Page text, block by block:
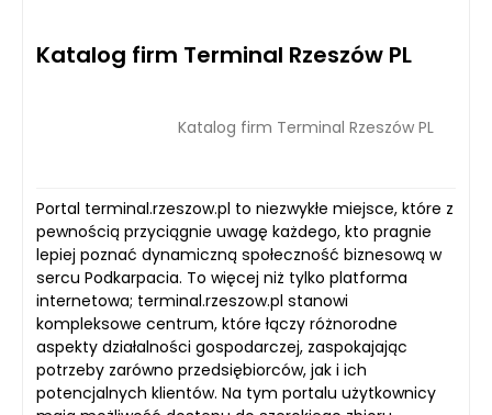
Katalog firm Terminal Rzeszów PL
Katalog firm Terminal Rzeszów PL
Portal terminal.rzeszow.pl to niezwykłe miejsce, które z
pewnością przyciągnie uwagę każdego, kto pragnie
lepiej poznać dynamiczną społeczność biznesową w
sercu Podkarpacia. To więcej niż tylko platforma
internetowa; terminal.rzeszow.pl stanowi
kompleksowe centrum, które łączy różnorodne
aspekty działalności gospodarczej, zaspokajając
potrzeby zarówno przedsiębiorców, jak i ich
potencjalnych klientów. Na tym portalu użytkownicy